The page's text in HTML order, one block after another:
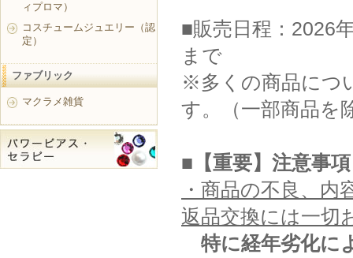
■販売日程：2026
まで
※多くの商品につ
す。（一部商品を
■【重要】注意事項
・商品の不良、
返品交換には一切
特に経年劣化に
ィプロマ）
コスチュームジュエリー（認
定）
ファブリック
マクラメ雑貨